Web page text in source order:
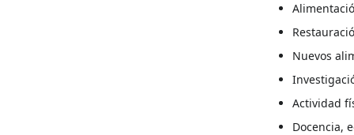
Nuevos
Actividad
Docencia,